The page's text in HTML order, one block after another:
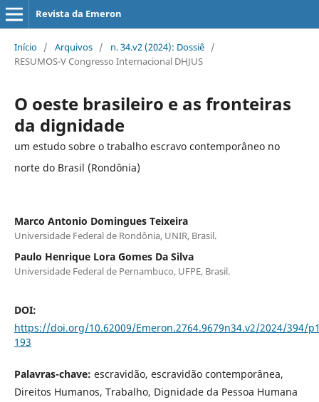
Revista da Emeron
Início / Arquivos / n. 34.v2 (2024): Dossiê /
RESUMOS-V Congresso Internacional DHJUS
O oeste brasileiro e as fronteiras
da dignidade
um estudo sobre o trabalho escravo contemporâneo no
norte do Brasil (Rondônia)
Marco Antonio Domingues Teixeira
Universidade Federal de Rondônia, UNIR, Brasil.
Paulo Henrique Lora Gomes Da Silva
Universidade Federal de Pernambuco, UFPE, Brasil.
DOI:
https://doi.org/10.62009/Emeron.2764.9679n34.v2/2024/394/
193
Palavras-chave: escravidão, escravidão contemporânea,
Direitos Humanos, Trabalho, Dignidade da Pessoa Humana